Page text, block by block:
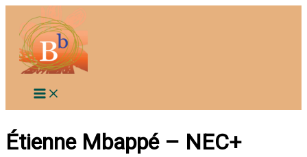
contenu
Étienne Mbappé – NEC+